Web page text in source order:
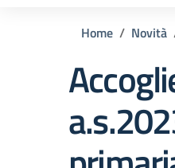
Home Novità